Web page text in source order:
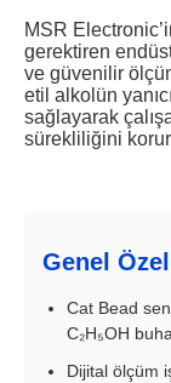
MSR
gerektiren
ve güvenilir
etil alkolün
sağlayarak
sürekliliğini
Genel
Cat Bead
C₂H₅OH
Dijital ölçüm